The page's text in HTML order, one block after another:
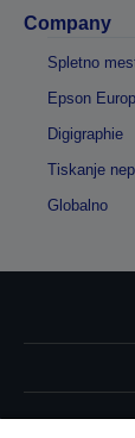
Company
Spletno
Epson
Digigraphie
Tiskanje
Globalno